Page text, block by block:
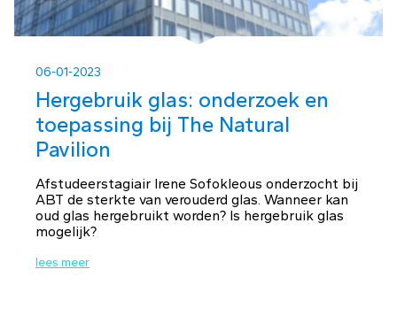
06-01-2023
Hergebruik glas: onderzoek en
toepassing bij The Natural
Pavilion
Afstudeerstagiair Irene Sofokleous onderzocht bij
ABT de sterkte van verouderd glas. Wanneer kan
oud glas hergebruikt worden? Is hergebruik glas
mogelijk?
lees meer